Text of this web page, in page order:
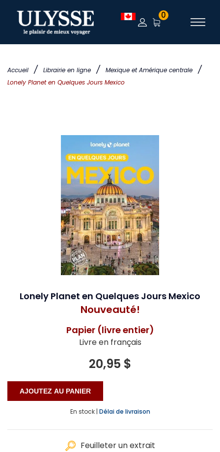
Accueil / Librairie en ligne / Mexique et Amérique centrale /
Lonely Planet en Quelques Jours Mexico
0
Lonely Planet en Quelques Jours Mexico
Nouveauté!
Papier (livre entier)
Livre en français
20,95 $
En stock | Délai de livraison
Feuilleter un extrait